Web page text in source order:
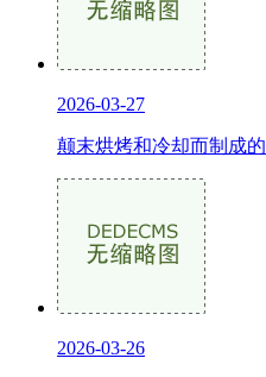
2026-03-27
颠末烘烤和冷却而制成的
2026-03-26